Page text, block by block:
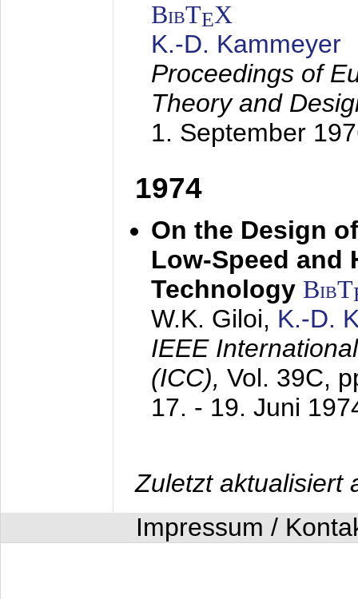
BibTEX
K.-D. Kammeyer
Proceedings of
Theory and
1. September
1974
On the Design
Low-Speed and
Technology BibT
W.K. Giloi, K.-D.
IEEE
(ICC), Vol. 39C,
17. - 19. Juni
Zuletzt aktualisiert
Impressum /